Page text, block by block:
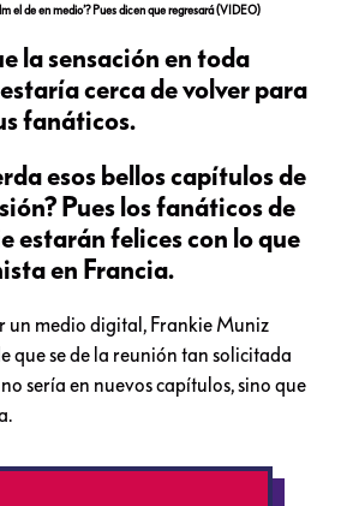
el de en medio’? Pues dicen que regresará (VIDEO)
la sensación en toda
cerca de volver para
fanáticos.
esos bellos capítulos de
Pues los fanáticos de
estarán felices con lo que
en Francia.
un medio digital, Frankie Muniz
que se de la reunión tan solicitada
sería en nuevos capítulos, sino que